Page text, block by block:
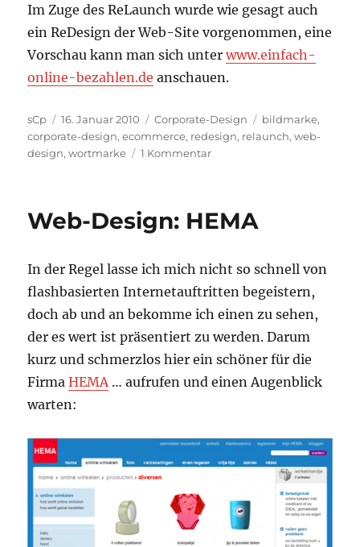
Im Zuge des ReLaunch wurde wie gesagt auch
ein ReDesign der Web-Site vorgenommen, eine
Vorschau kann man sich unterwww.einfach-
online-bezahlen.de anschauen.
Autor
sCp
Veröffentlicht
am
16. Januar 2010 Kategorien
Corporate-Design Schlagwörter
bildmarke,
corporate-design,ecommerce, redesign, relaunch,web-
design,wortmarke 1 Kommentarzu
Web-Design: HEMA
In der Regel lasse ich mich nicht so schnell von
flashbasierten Internetauftritten begeistern,
doch ab und an bekomme ich einen zu sehen,
der es wert ist präsentiert zu werden. Darum
kurz und schmerzlos hier ein schöner für die
FirmaHEMA … aufrufen und einen Augenblick
warten: